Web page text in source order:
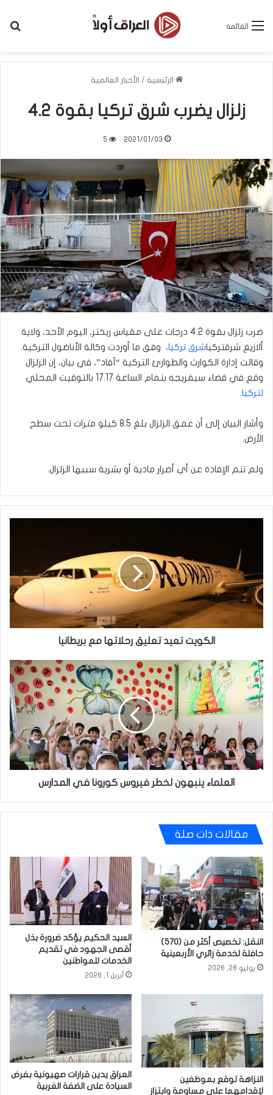
القائمة
الرئيسية / الأخبار العالمية
زلزال يضرب شرق تركيا بقوة 4.2
2021/01/03
5
ضرب زلزال بقوة 4.2 درجات على مقياس ريختر، اليوم الأحد، ولاية
ألازيغ شرقتركياشرق تركيا، وفق ما أوردت وكالة الأناضول التركية.
وقالت إدارة الكوارث والطوارئ التركية “آفاد”، في بيان، إن الزلزال
وقع في قضاء سيفريجه بتمام الساعة 17.17 بالتوقيت المحلي
لتركيا.
وأشار البيان إلى أن عمق الزلزال بلغ 8.5 كيلو مترات تحت سطح
الأرض.
ولم تتم الإفادة عن أي أضرار مادية أو بشرية سببها الزلزال.
رحلاتها
مع
بريطانيا
الكويت تعيد تعليق رحلاتها مع بريطانيا
العلماء
ينبهون
لخطر
فيروس
كورونا
المدارس
العلماء ينبهون لخطر فيروس كورونا في المدارس
مقالات ذات صلة
النقل: تخصيص أكثر من (570)
حافلة لخدمة زائري الأربعينية
يوليو 28, 2026
السيد الحكيم يؤكد ضرورة بذل
أقصى الجهود في تقديم
الخدمات للمواطنين
أبريل 1, 2026
النزاهة توقع بموظفين
لإقدامهما على مساومة وابتزاز
العراق يدين قرارات صهيونية بفرض
السيادة على الضفة الغربية